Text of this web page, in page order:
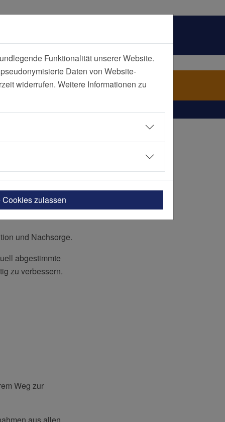
und Reha
und Nachsorge.
abgestimmte
zu verbessern.
Weg zur
Funktionalität unserer Website.
Daten von Website-
widerrufen. Weitere Informationen zu
Cookies zulassen